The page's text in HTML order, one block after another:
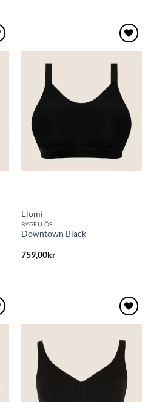
till i
Elomi
BYGELLÖS
Downtown Black
759,00kr
till i
önskelistan